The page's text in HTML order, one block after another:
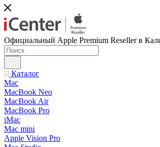
Официальный Apple Premium Reseller в
Каталог
Mac
MacBook Neo
MacBook Air
MacBook Pro
iMac
Mac mini
Apple Vision Pro